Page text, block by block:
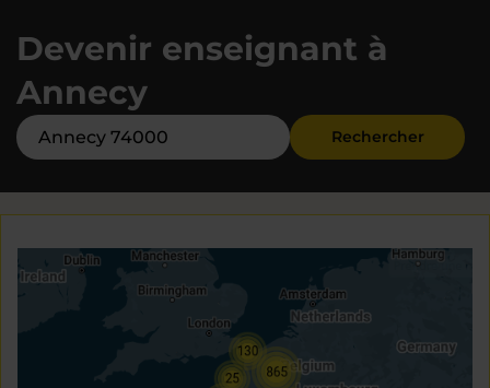
Devenir enseignant à
Annecy
Rechercher